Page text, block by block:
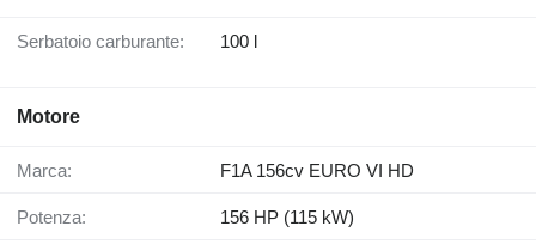
Serbatoio carburante: 100 l
Motore
Marca: F1A 156cv EURO VI HD
Potenza: 156 HP (115 kW)